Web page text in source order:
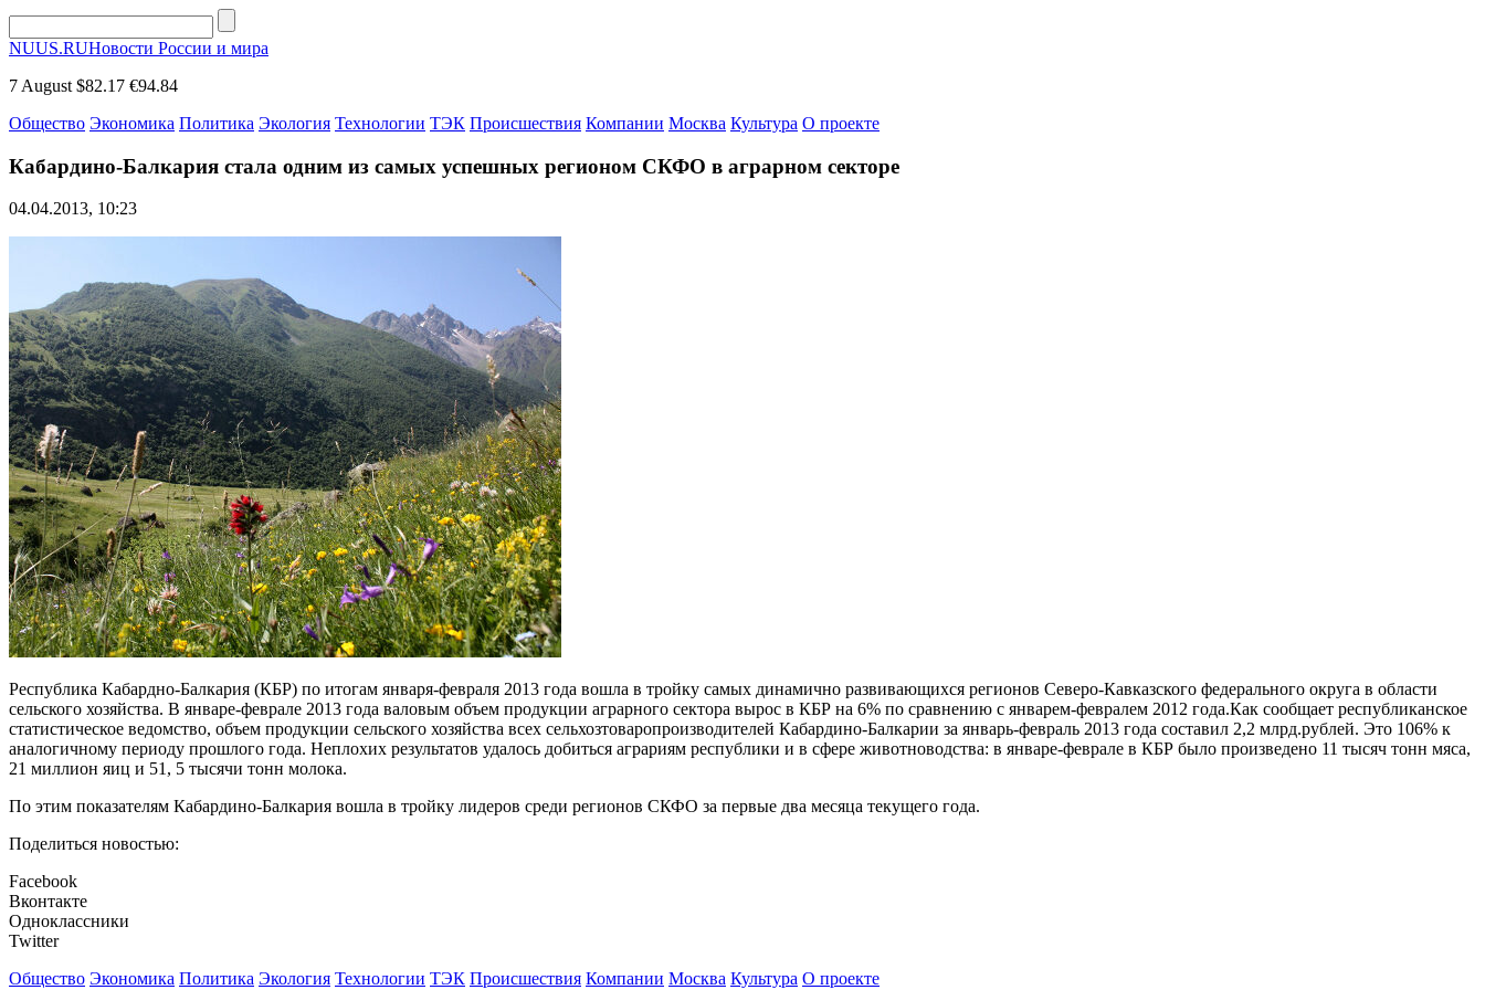
NUUS.RUНовости России и мира
7 August $82.17 €94.84
Общество Экономика Политика Экология Технологии ТЭК Происшествия Компании Москва Культура О проекте
Кабардино-Балкария стала одним из самых успешных регионом СКФО в аграрном секторе
04.04.2013, 10:23
Республика Кабардно-Балкария (КБР) по итогам января-февраля 2013 года вошла в тройку самых динамично развивающихся регионов Северо-Кавказского федерального округа в области
сельского хозяйства. В январе-феврале 2013 года валовым объем продукции аграрного сектора вырос в КБР на 6% по сравнению с январем-февралем 2012 года.Как сообщает республиканское
статистическое ведомство, объем продукции сельского хозяйства всех сельхозтоваропроизводителей Кабардино-Балкарии за январь-февраль 2013 года составил 2,2 млрд.рублей. Это 106% к
аналогичному периоду прошлого года. Неплохих результатов удалось добиться аграриям республики и в сфере животноводства: в январе-феврале в КБР было произведено 11 тысяч тонн мяса,
21 миллион яиц и 51, 5 тысячи тонн молока.
По этим показателям Кабардино-Балкария вошла в тройку лидеров среди регионов СКФО за первые два месяца текущего года.
Поделиться новостью:
Facebook
Вконтакте
Одноклассники
Twitter
Общество Экономика Политика Экология Технологии ТЭК Происшествия Компании Москва Культура О проекте